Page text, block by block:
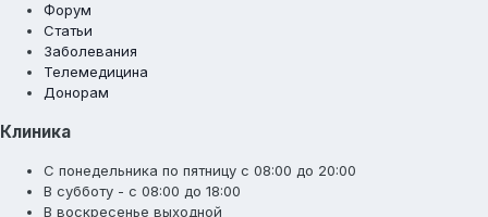
Форум
Статьи
Заболевания
Телемедицина
Донорам
Клиника
С понедельника по пятницу с 08:00 до 20:00
В субботу - с 08:00 до 18:00
В воскресенье выходной